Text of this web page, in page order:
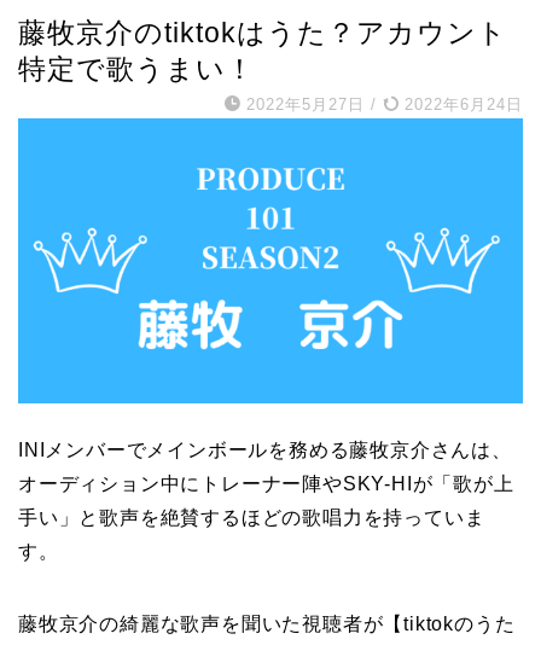
藤牧京介のtiktokはうた？アカウント
特定で歌うまい！
2022年5月27日 / 2022年6月24日
INIメンバーでメインボールを務める藤牧京介さんは、
オーディション中にトレーナー陣やSKY-HIが「歌が上
手い」と歌声を絶賛するほどの歌唱力を持っていま
す。
藤牧京介の綺麗な歌声を聞いた視聴者が【tiktokのうた